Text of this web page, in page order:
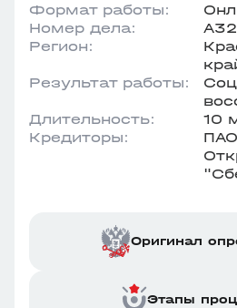
Формат работы:
Номер дела:
Регион:
Результат работы:
Длительность:
10
Кредиторы:
Оригинал
Этапы